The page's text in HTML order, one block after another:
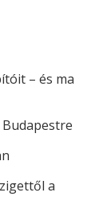
– és ma
a